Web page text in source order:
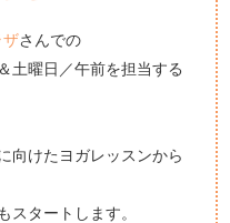
ザさんでの
土曜日／午前を担当する
向けたヨガレッスンから
スタートします。